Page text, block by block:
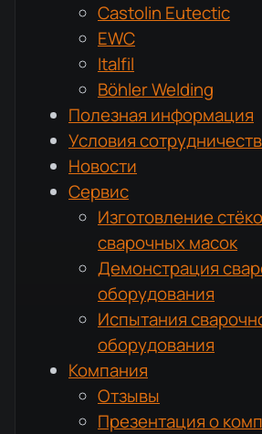
Castolin Eutectic
EWC
Italfil
Böhler Welding
Полезная информация
Условия
Новости
Сервис
Изготовление
сварочных масок
Демонстрация
оборудования
Испытания
оборудования
Компания
Отзывы
Презентация о